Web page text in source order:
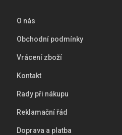
O nás
Obchodní podmínky
Vrácení zboží
Kontakt
Rady při nákupu
Reklamační řád
Doprava a platba